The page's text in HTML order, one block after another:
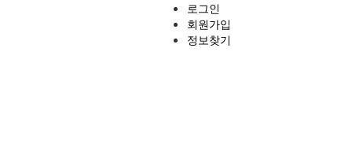
로그인
회원가입
정보찾기